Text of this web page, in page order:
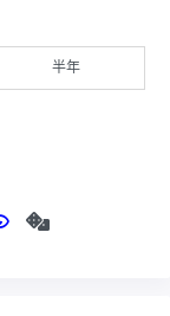
半年